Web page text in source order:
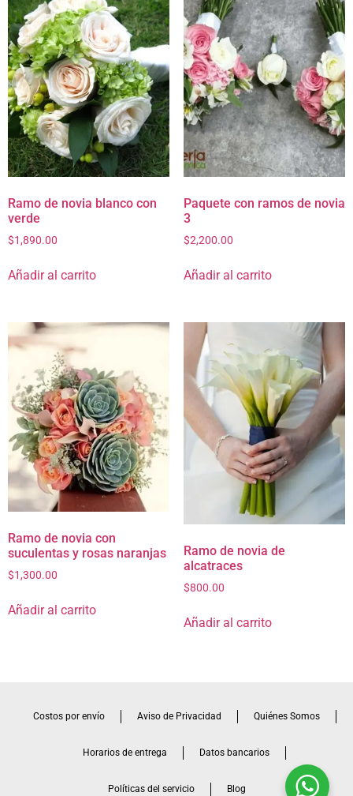
Ramo de novia blanco con
verde
$1,890.00
Añadir al carrito
Paquete con ramos de novia
3
$2,200.00
Añadir al carrito
Ramo de novia con
suculentas y rosas naranjas
$1,300.00
Añadir al carrito
Ramo de novia de
alcatraces
$800.00
Añadir al carrito
Costos por envío Aviso de Privacidad Quiénes Somos
Horarios de entrega Datos bancarios
Políticas del servicio Blog